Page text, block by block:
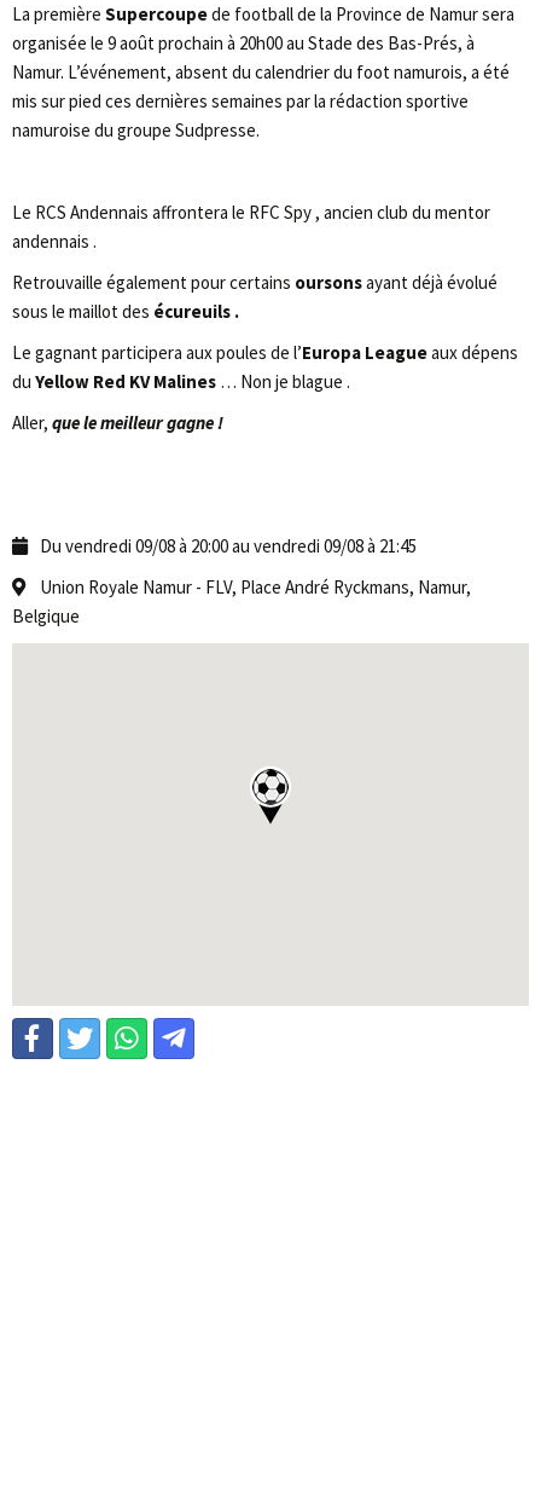
La première Supercoupede football de la Province de Namur sera
organisée le 9 août prochain à 20h00 au Stade des Bas-Prés, à
Namur. L’événement, absent du calendrier du foot namurois, a été
mis sur pied ces dernières semaines par la rédaction sportive
namuroise du groupe Sudpresse.
Le RCS Andennais affrontera le RFC Spy , ancien club du mentor
andennais .
Retrouvaille également pour certains oursonsayant déjà évolué
sous le maillot des écureuils .
Le gagnant participera aux poules de l’Europa Leagueaux dépens
du Yellow Red KV Malines … Non je blague .
Aller, que le meilleur gagne !
Du vendredi 09/08 à 20:00 au vendredi 09/08 à 21:45
Union Royale Namur - FLV, Place André Ryckmans, Namur,
Belgique